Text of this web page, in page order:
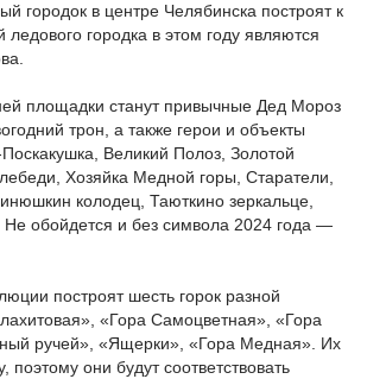
городок в центре Челябинска построят к
городка в этом году являются
площадки станут привычные Дед Мороз
трон, а также герои и объекты
Великий Полоз, Золотой
Хозяйка Медной горы, Старатели,
колодец, Таюткино зеркальце,
Не обойдется и без символа 2024 года —
построят шесть горок разной
«Гора Самоцветная», «Гора
ручей», «Ящерки», «Гора Медная». Их
поэтому они будут соответствовать